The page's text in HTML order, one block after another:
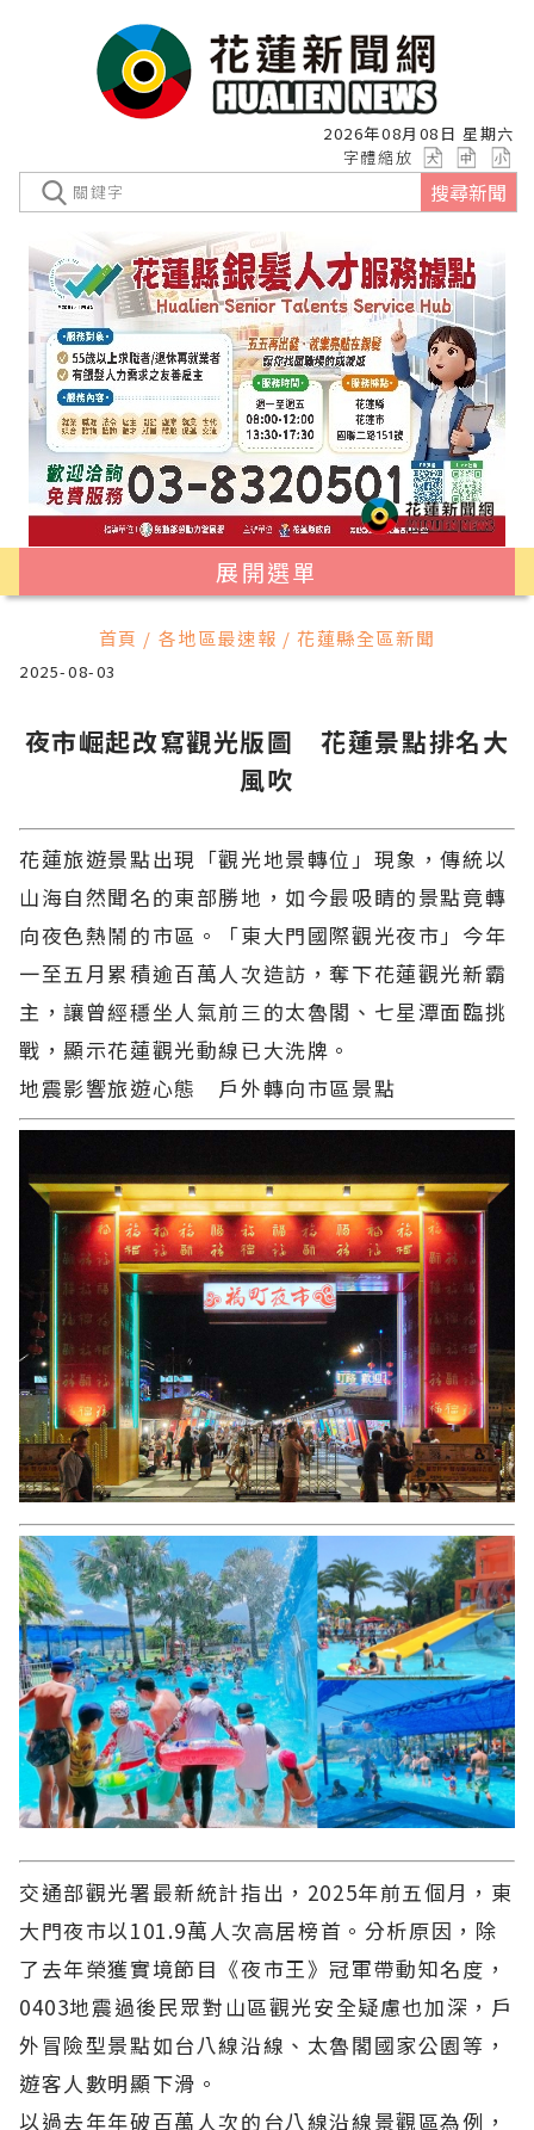
2026年08月08日 星期六
字體縮放
搜尋新聞
展開選單
首頁 / 各地區最速報 / 花蓮縣全區新聞
2025-08-03
夜市崛起改寫觀光版圖 花蓮景點排名大
風吹
花蓮旅遊景點出現「觀光地景轉位」現象，傳統以
山海自然聞名的東部勝地，如今最吸睛的景點竟轉
向夜色熱鬧的市區。「東大門國際觀光夜市」今年
一至五月累積逾百萬人次造訪，奪下花蓮觀光新霸
主，讓曾經穩坐人氣前三的太魯閣、七星潭面臨挑
戰，顯示花蓮觀光動線已大洗牌。
地震影響旅遊心態 戶外轉向市區景點
交通部觀光署最新統計指出，2025年前五個月，東
大門夜市以101.9萬人次高居榜首。分析原因，除
了去年榮獲實境節目《夜市王》冠軍帶動知名度，
0403地震過後民眾對山區觀光安全疑慮也加深，戶
外冒險型景點如台八線沿線、太魯閣國家公園等，
遊客人數明顯下滑。
以過去年年破百萬人次的台八線沿線景觀區為例，